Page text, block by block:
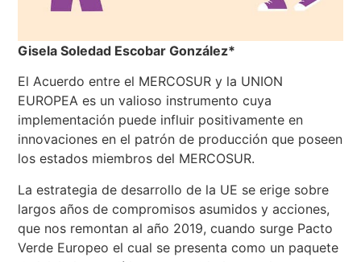
Gisela Soledad Escobar González*
El Acuerdo entre el MERCOSUR y la UNION
EUROPEA es un valioso instrumento cuya
implementación puede influir positivamente en
innovaciones en el patrón de producción que poseen
los estados miembros del MERCOSUR.
La estrategia de desarrollo de la UE se erige sobre
largos años de compromisos asumidos y acciones,
que nos remontan al año 2019, cuando surge Pacto
Verde Europeo el cual se presenta como un paquete